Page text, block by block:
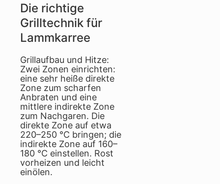
Die richtige
Grilltechnik für
Lammkarree
Grillaufbau und Hitze:
Zwei Zonen einrichten:
eine sehr heiße direkte
Zone zum scharfen
Anbraten und eine
mittlere indirekte Zone
zum Nachgaren. Die
direkte Zone auf etwa
220–250 °C bringen; die
indirekte Zone auf 160–
180 °C einstellen. Rost
vorheizen und leicht
einölen.